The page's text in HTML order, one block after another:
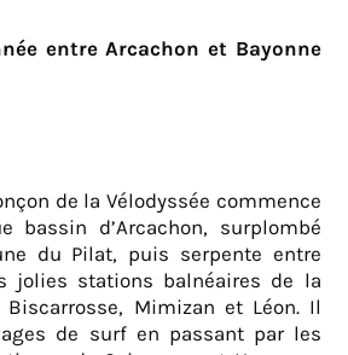
entre Arcachon et Bayonne
de la Vélodyssée commence
bassin d’Arcachon, surplombé
du Pilat, puis serpente entre
jolies stations balnéaires de la
Mimizan et Léon. Il
de surf en passant par les